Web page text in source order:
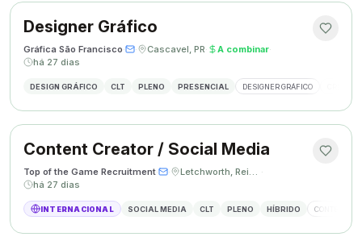
Designer Gráfico
Gráfica São Francisco· · Cascavel, PR· A combinar·
há 27 dias
DESIGN GRÁFICO CLT PLENO PRESENCIAL DESIGNER GRÁFICO
Content Creator / Social Media
Top of the Game Recruitment· · Letchworth, Reino Unido ·
há 27 dias
INTERNACIONAL SOCIAL MEDIA CLT PLENO HÍBRIDO CONTENT